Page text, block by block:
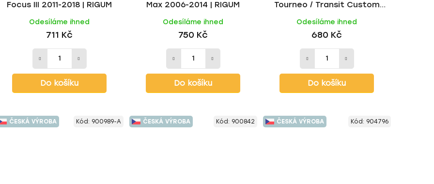
Focus III 2011-2018 | RIGUM
Odesíláme ihned
711 Kč
Do košíku
Max 2006-2014 | RIGUM
Odesíláme ihned
750 Kč
Do košíku
Tourneo / Transit Custom
Odesíláme ihned
680 Kč
Do košíku
ČESKÁ VÝROBA Kód: 900989-A ČESKÁ VÝROBA Kód: 900842 ČESKÁ VÝROBA Kód: 904796